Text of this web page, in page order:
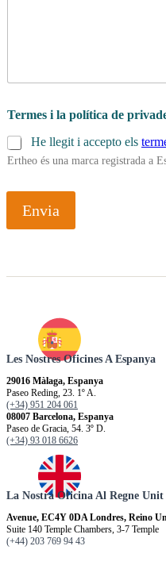
Termes i la política de
He llegit i accepto els
Ertheo és una marca registrada a
Envia
Les Nostres Oficines A Espanya
29016 Màlaga, Espanya
Paseo Reding, 23. 1º A.
(+34) 951 204 061
08007 Barcelona, Espanya
Paseo de Gracia, 54. 3º D.
(+34) 93 018 6626
La Nostra Oficina Al Regne Unit
Avenue, EC4Y 0DA Londres, Reino
Suite 140 Temple Chambers, 3-7 Temple
(+44) 203 769 94 43